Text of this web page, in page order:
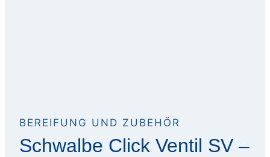
BEREIFUNG UND ZUBEHÖR
Schwalbe Click Ventil SV –